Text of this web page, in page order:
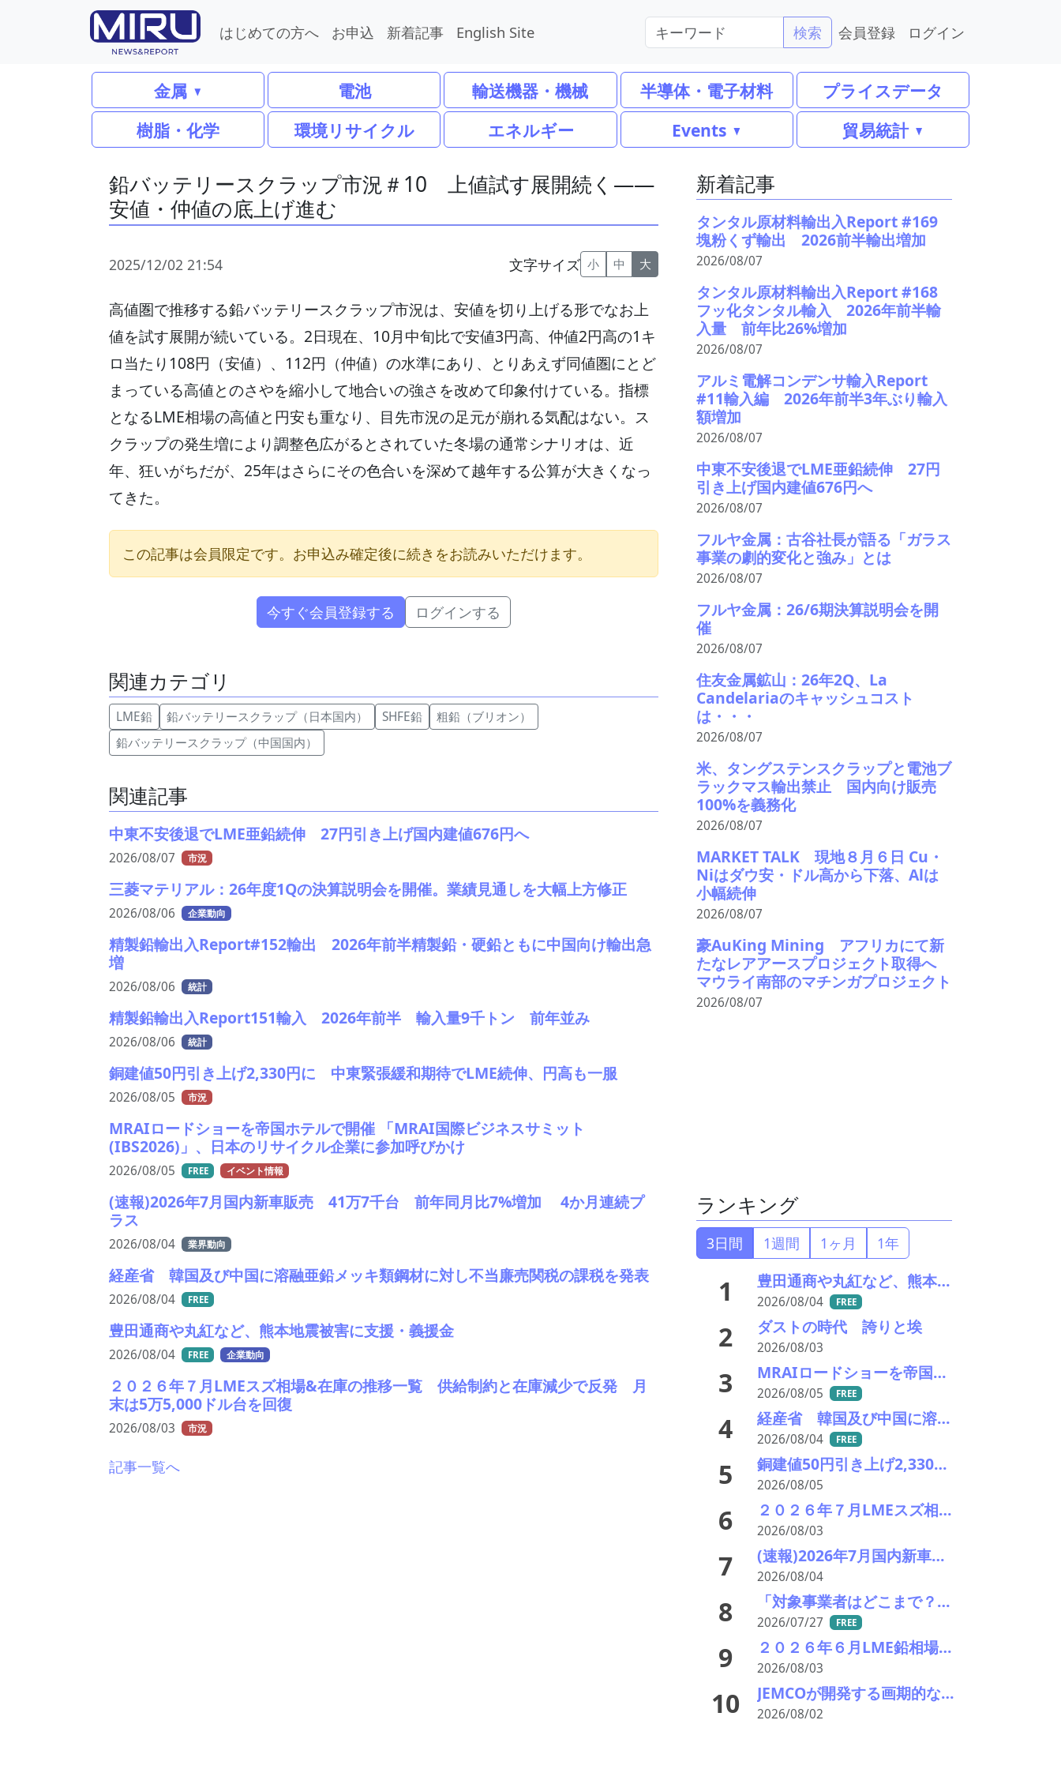
はじめての方へ お申込 新着記事 English Site 検索 会員登録 ログイン
金属 電池 輸送機器・機械 半導体・電子材料
プライスデータ
樹脂・化学
環境リサイクル エネルギー Events 貿易統計
鉛バッテリースクラップ市況＃10 上値試す展開続く――
安値・仲値の底上げ進む
2025/12/02 21:54 文字サイズ 小 中 大
高値圏で推移する鉛バッテリースクラップ市況は、安値を切り上げる形でなお上
値を試す展開が続いている。2日現在、10月中旬比で安値3円高、仲値2円高の1キ
ロ当たり108円（安値）、112円（仲値）の水準にあり、とりあえず同値圏にとど
まっている高値とのさやを縮小して地合いの強さを改めて印象付けている。指標
となるLME相場の高値と円安も重なり、目先市況の足元が崩れる気配はない。ス
クラップの発生増により調整色広がるとされていた冬場の通常シナリオは、近
年、狂いがちだが、25年はさらにその色合いを深めて越年する公算が大きくなっ
てきた。
この記事は会員限定です。お申込み確定後に続きをお読みいただけます。
今すぐ会員登録する ログインする
関連カテゴリ
LME鉛 鉛バッテリースクラップ（日本国内） SHFE鉛
粗鉛（ブリオン）
鉛バッテリースクラップ（中国国内）
関連記事
中東不安後退でLME亜鉛続伸 27円引き上げ国内建値676円へ
2026/08/07 市況
三菱マテリアル：26年度1Qの決算説明会を開催。業績見通しを大幅上方修正
2026/08/06 企業動向
精製鉛輸出入Report#152輸出 2026年前半精製鉛・硬鉛ともに中国向け輸出急
増
2026/08/06 統計
精製鉛輸出入Report151輸入 2026年前半 輸入量9千トン 前年並み
2026/08/06 統計
銅建値50円引き上げ2,330円に 中東緊張緩和期待でLME続伸、円高も一服
2026/08/05 市況
MRAIロードショーを帝国ホテルで開催 「MRAI国際ビジネスサミット
(IBS2026)」、日本のリサイクル企業に参加呼びかけ
2026/08/05 FREE イベント情報
(速報)2026年7月国内新車販売 41万7千台 前年同月比7%増加 4か月連続プ
ラス
2026/08/04 業界動向
経産省 韓国及び中国に溶融亜鉛メッキ類鋼材に対し不当廉売関税の課税を発表
2026/08/04 FREE
豊田通商や丸紅など、熊本地震被害に支援・義援金
2026/08/04 FREE 企業動向
２０２６年７月LMEスズ相場&在庫の推移一覧 供給制約と在庫減少で反発 月
末は5万5,000ドル台を回復
2026/08/03 市況
記事一覧へ
新着記事
タンタル原材料輸出入Report #169
塊粉くず輸出 2026前半輸出増加
2026/08/07
タンタル原材料輸出入Report #168
フッ化タンタル輸入 2026年前半輸
入量 前年比26%増加
2026/08/07
アルミ電解コンデンサ輸入Report
#11輸入編 2026年前半3年ぶり輸入
額増加
2026/08/07
中東不安後退でLME亜鉛続伸 27円
引き上げ国内建値676円へ
2026/08/07
フルヤ金属：古谷社長が語る「ガラス
事業の劇的変化と強み」とは
2026/08/07
フルヤ金属：26/6期決算説明会を開
催
2026/08/07
住友金属鉱山：26年2Q、La
Candelariaのキャッシュコスト
は・・・
2026/08/07
米、タングステンスクラップと電池ブ
ラックマス輸出禁止 国内向け販売
100%を義務化
2026/08/07
MARKET TALK 現地８月６日 Cu・
Niはダウ安・ドル高から下落、Alは
小幅続伸
2026/08/07
豪AuKing Mining アフリカにて新
たなレアアースプロジェクト取得へ
マウライ南部のマチンガプロジェクト
2026/08/07
ランキング
3日間 1週間 1ヶ月 1年
1 豊田通商や丸紅など、熊本地震被害に支援・義援金
2026/08/04 FREE
2 ダストの時代 誇りと埃
2026/08/03
3 MRAIロードショーを帝国ホテルで開催 「MRAI国際ビジネスサミット(IBS2026)」、日本のリサイクル企業に参加呼びかけ
2026/08/05 FREE
4 経産省 韓国及び中国に溶融亜鉛メッキ類鋼材に対し不当廉売関税の課税を発表
2026/08/04 FREE
5 銅建値50円引き上げ2,330円に 中東緊張緩和期待でLME続伸、円高も一服
2026/08/05
6 ２０２６年７月LMEスズ相場&在庫の推移一覧 供給制約と在庫減少で反発 月末は5万5,000ドル台を回復
2026/08/03
7 (速報)2026年7月国内新車販売 41万7千台 前年同月比7%増加 4か月連続プラス
2026/08/04
8 「対象事業者はどこまで？」、残り２年半で細部の詰め急ぐ――環境省、第１回スクラップヤード環境対策技術検討会
2026/07/27 FREE
9 ２０２６年６月LME鉛相場&国内鉛建値の推移 大量納入で軟調も月後半持ち直し 建値は372円へ回復
2026/08/03
10 JEMCOが開発する画期的な電炉ダスト（EAFD）処理技術
2026/08/02